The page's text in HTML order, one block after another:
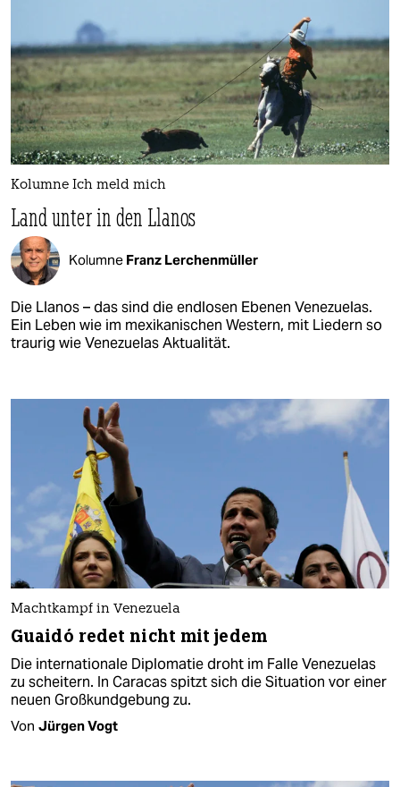
Kolumne Ich meld mich
Land unter in den Llanos
Kolumne Franz Lerchenmüller
Die Llanos – das sind die endlosen Ebenen Venezuelas.
Ein Leben wie im mexikanischen Western, mit Liedern so
traurig wie Venezuelas Aktualität.
Machtkampf in Venezuela
Guaidó redet nicht mit jedem
Die internationale Diplomatie droht im Falle Venezuelas
zu scheitern. In Caracas spitzt sich die Situation vor einer
neuen Großkundgebung zu.
Von Jürgen Vogt